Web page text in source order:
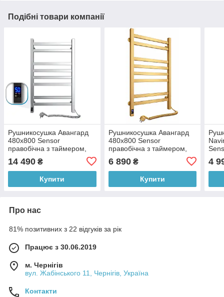
Подібні товари компанії
Рушникосушка Авангард
480х800 Sensor
правобічна з таймером,
14 490 ₴
Купити
Рушникосушка Авангард
480х800 Sensor
правобічна з таймером,
6 890₴
Купити
4
Про нас
81% позитивних з 22 відгуків за рік
Працює з 30.06.2019
м. Чернігів
вул. Жабінського 11, Чернігів, Україна
Контакти